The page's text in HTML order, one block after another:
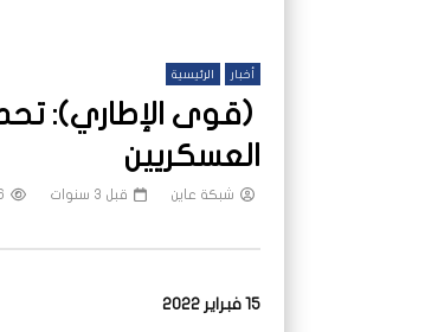
أخبار الرئيسية
(قوى الإطاري):
العسكريين
شبكة عاين قبل 3 سنوات
15 فبراير 2022